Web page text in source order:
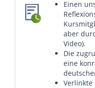
Einen
aber
Video).
Die
eine
Verlinkte